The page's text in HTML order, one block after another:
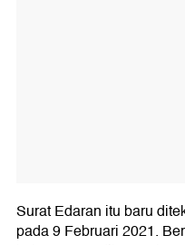
Surat Edaran itu baru
pada 9 Februari 2021.